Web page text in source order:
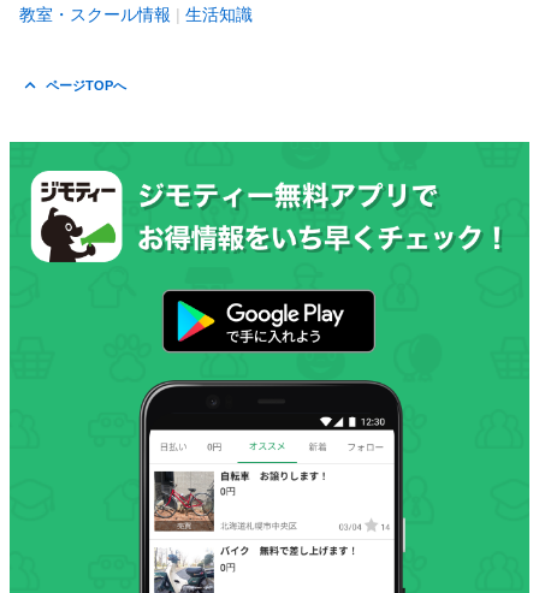
教室・スクール情報 生活知識
ページTOPへ